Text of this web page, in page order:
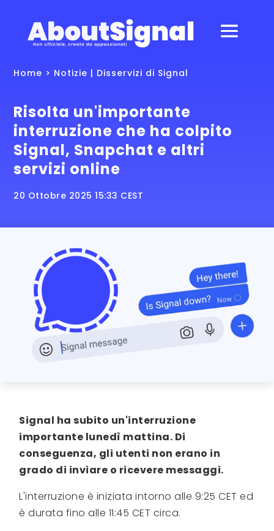
Home > Notizie | Disservizi di Signal
Risolta un'importante
interruzione che ha colpito
Signal, Snapchat e altri
servizi online
20 Ottobre 2025 15:33 CEST
Signal ha subito un'interruzione
importante lunedì mattina. Di
conseguenza, gli utenti non erano in
grado di inviare o ricevere messaggi.
L'interruzione è iniziata intorno alle 9:25 CET ed
è durata fino alle 11:45 CET circa.